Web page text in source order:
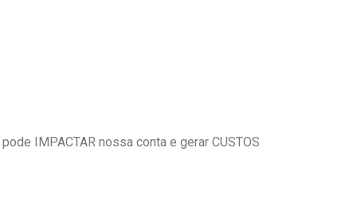
IMPACTAR nossa conta e gerar CUSTOS